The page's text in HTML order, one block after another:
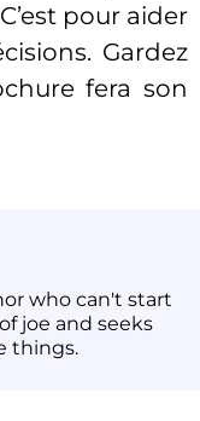
pour aider
Gardez
fera son
who can't start
joe and seeks
things.